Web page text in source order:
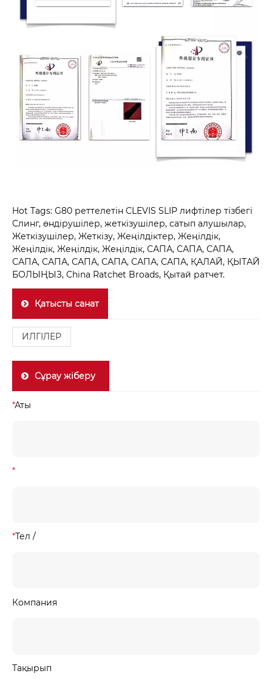
Hot Tags: G80 реттелетін CLEVIS SLIP лифтілер тізбегі
Слинг, өндірушілер, жеткізушілер, сатып алушылар,
Жеткізушілер, Жеткізу, Жеңілдіктер, Жеңілдік,
Жеңілдік, Жеңілдік, Жеңілдік, САПА, САПА, САПА,
САПА, САПА, САПА, САПА, САПА, САПА, ҚАЛАЙ, ҚЫТАЙ
БОЛЫҢЫЗ, China Ratchet Broads, Қытай ратчет.
Қатысты санат
ИЛГІЛЕР
Сұрау жіберу
*Аты
*
*Тел /
Компания
Тақырып